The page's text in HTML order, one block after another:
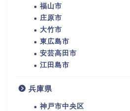
福山市
庄原市
大竹市
東広島市
安芸高田市
江田島市
兵庫県
神戸市中央区